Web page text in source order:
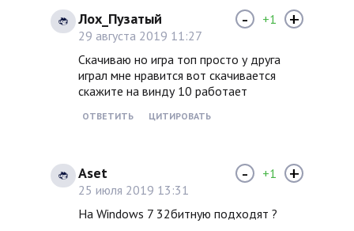
Лох_Пузатый
29 августа 2019 11:27
Скачиваю но игра топ просто у друга
играл мне нравится вот скачивается
скажите на винду 10 работает
ОТВЕТИТЬ ЦИТИРОВАТЬ
- +1 +
Aset
25 июля 2019 13:31
На Windows 7 32битную подходят ?
- +1 +